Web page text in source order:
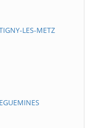
LES-METZ